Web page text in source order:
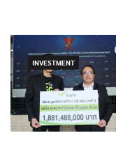
INVESTMENT